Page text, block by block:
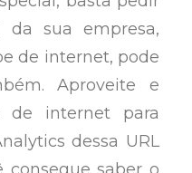
da sua empresa,
de internet, pode
Aproveite e
de internet para
dessa URL